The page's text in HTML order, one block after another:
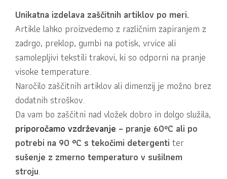
Unikatna izdelava zaščitnih artiklov po meri.
Artikle lahko proizvedemo z različnim zapiranjem z
zadrgo, preklop, gumbi na potisk, vrvice ali
samolepljivi tekstili trakovi, ki so odporni na pranje
visoke temperature.
Naročilo zaščitnih artiklov ali dimenzij je možno brez
dodatnih stroškov.
Da vam bo zaščitni nad vložek dobro in dolgo služila,
priporočamo vzdrževanje – pranje 60ºC ali po
potrebi na 90 °C s tekočimi detergenti ter
sušenje z zmerno temperaturo v sušilnem
stroju.